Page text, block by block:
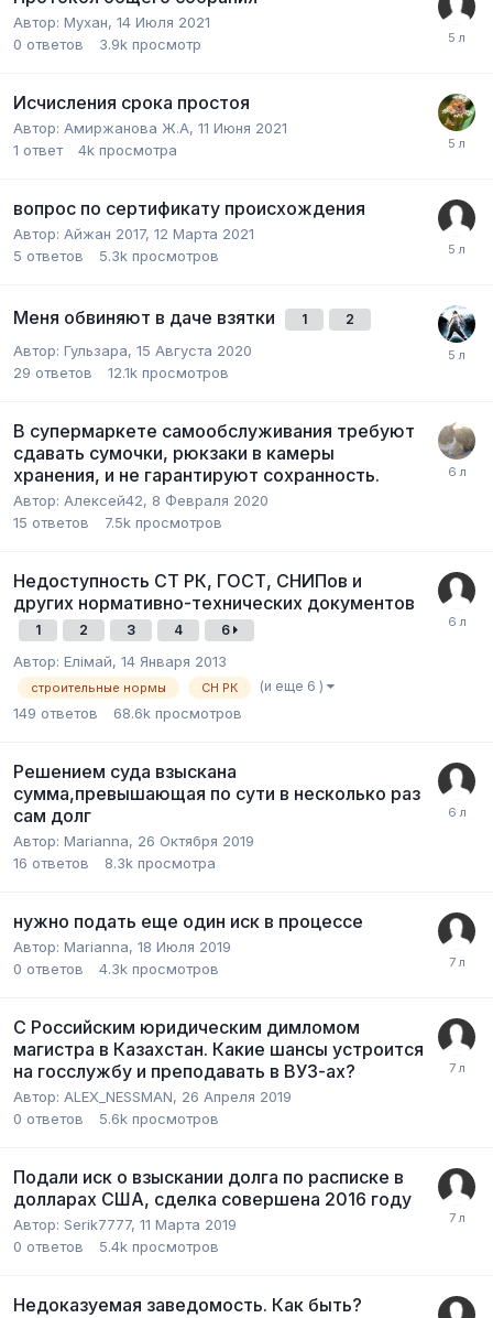
Автор: Мухан, 14 Июля 2021
0 ответов 3.9k просмотр
Исчисления срока простоя
Автор: Амиржанова Ж.А, 11 Июня 2021
1 ответ 4k просмотра
вопрос по сертификату происхождения
Автор: Айжан 2017, 12 Марта 2021
5 ответов 5.3k просмотров
Меня обвиняют в даче взятки 1 2
Автор: Гульзара, 15 Августа 2020
29 ответов 12.1k просмотров
В супермаркете самообслуживания требуют
сдавать сумочки, рюкзаки в камеры
хранения, и не гарантируют сохранность.
Автор: Алексей42, 8 Февраля 2020
15 ответов 7.5k просмотров
Недоступность СТ РК, ГОСТ, СНИПов и
других нормативно-технических документов
1 2 3 4 6
Автор: Елiмай, 14 Января 2013
строительные нормы СН РК (и еще 6 )
149 ответов 68.6k просмотров
Решением суда взыскана
сумма,превышающая по сути в несколько раз
сам долг
Автор: Marianna, 26 Октября 2019
16 ответов 8.3k просмотра
нужно подать еще один иск в процессе
Автор: Marianna, 18 Июля 2019
0 ответов 4.3k просмотров
С Российским юридическим димломом
магистра в Казахстан. Какие шансы устроится
на госслужбу и преподавать в ВУЗ-ах?
Автор: ALEX_NESSMAN, 26 Апреля 2019
0 ответов 5.6k просмотров
Подали иск о взыскании долга по расписке в
долларах США, сделка совершена 2016 году
Автор: Serik7777, 11 Марта 2019
0 ответов 5.4k просмотров
Недоказуемая заведомость. Как быть?